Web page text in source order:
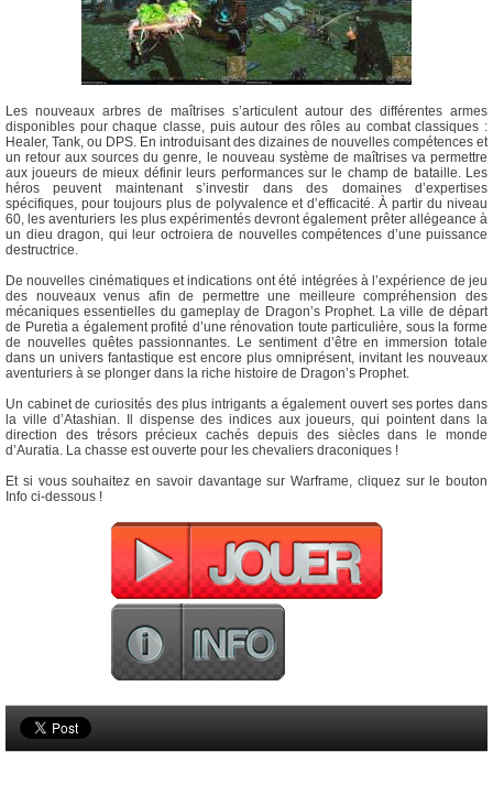
Les nouveaux arbres de maîtrises s’articulent autour des différentes armes
disponibles pour chaque classe, puis autour des rôles au combat classiques :
Healer, Tank, ou DPS. En introduisant des dizaines de nouvelles compétences et
un retour aux sources du genre, le nouveau système de maîtrises va permettre
aux joueurs de mieux définir leurs performances sur le champ de bataille. Les
héros peuvent maintenant s’investir dans des domaines d’expertises
spécifiques, pour toujours plus de polyvalence et d’efficacité. À partir du niveau
60, les aventuriers les plus expérimentés devront également prêter allégeance à
un dieu dragon, qui leur octroiera de nouvelles compétences d’une puissance
destructrice.
De nouvelles cinématiques et indications ont été intégrées à l’expérience de jeu
des nouveaux venus afin de permettre une meilleure compréhension des
mécaniques essentielles du gameplay de Dragon’s Prophet. La ville de départ
de Puretia a également profité d’une rénovation toute particulière, sous la forme
de nouvelles quêtes passionnantes. Le sentiment d’être en immersion totale
dans un univers fantastique est encore plus omniprésent, invitant les nouveaux
aventuriers à se plonger dans la riche histoire de Dragon’s Prophet.
Un cabinet de curiosités des plus intrigants a également ouvert ses portes dans
la ville d’Atashian. Il dispense des indices aux joueurs, qui pointent dans la
direction des trésors précieux cachés depuis des siècles dans le monde
d’Auratia. La chasse est ouverte pour les chevaliers draconiques !
Et si vous souhaitez en savoir davantage sur Warframe, cliquez sur le bouton
Info ci-dessous !